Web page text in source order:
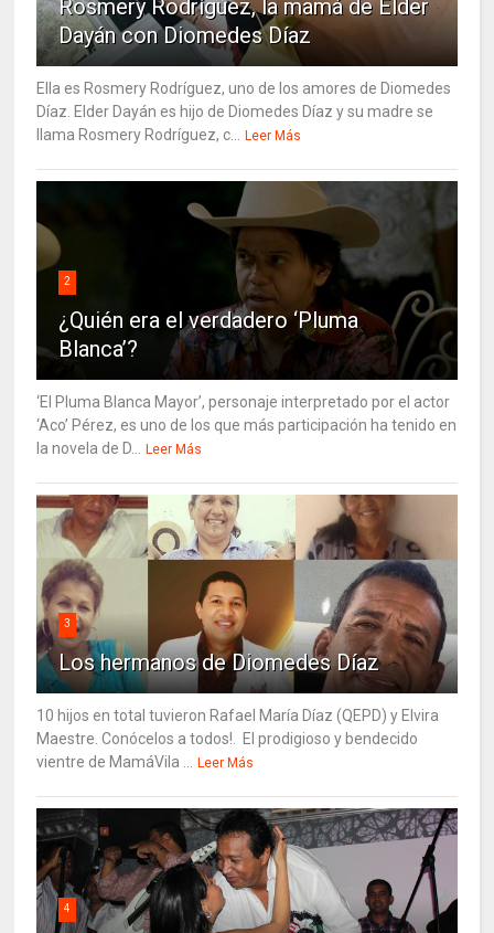
Rosmery Rodríguez, la mamá de Elder
Dayán con Diomedes Díaz
Ella es Rosmery Rodríguez, uno de los amores de Diomedes
Díaz. Elder Dayán es hijo de Diomedes Díaz y su madre se
llama Rosmery Rodríguez, c... Leer Más
2
¿Quién era el verdadero ‘Pluma
Blanca’?
‘El Pluma Blanca Mayor’, personaje interpretado por el actor
‘Aco’ Pérez, es uno de los que más participación ha tenido en
la novela de D... Leer Más
3
Los hermanos de Diomedes Díaz
10 hijos en total tuvieron Rafael María Díaz (QEPD) y Elvira
Maestre. Conócelos a todos!. El prodigioso y bendecido
vientre de MamáVila ... Leer Más
4